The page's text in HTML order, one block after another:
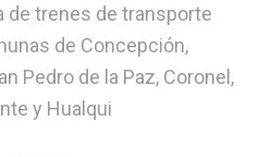
de trenes de transporte
de Concepción,
Pedro de la Paz, Coronel,
y Hualqui